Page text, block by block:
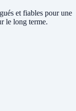
et fiables pour une
le long terme.